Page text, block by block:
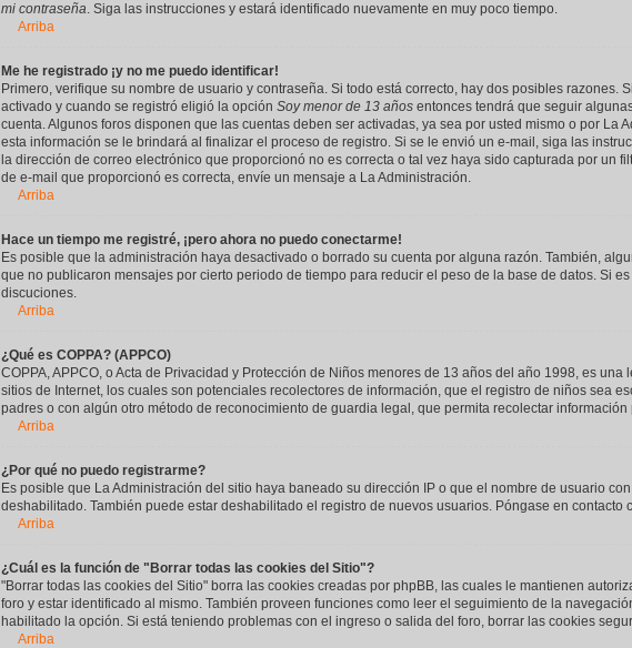
mi contraseña. Siga las instrucciones y estará identificado nuevamente en muy poco tiempo.
Arriba
Me he registrado ¡y no me puedo identificar!
Primero, verifique su nombre de usuario y contraseña. Si todo está correcto, hay dos posibles razones.
activado y cuando se registró eligió la opción Soy menor de 13 años entonces tendrá que seguir
cuenta. Algunos foros disponen que las cuentas deben ser activadas, ya sea por usted mismo o por La
esta información se le brindará al finalizar el proceso de registro. Si se le envió un e-mail, siga las
la dirección de correo electrónico que proporcionó no es correcta o tal vez haya sido capturada por un
de e-mail que proporcionó es correcta, envíe un mensaje a La Administración.
Arriba
Hace un tiempo me registré, ¡pero ahora no puedo conectarme!
Es posible que la administración haya desactivado o borrado su cuenta por alguna razón. También,
que no publicaron mensajes por cierto periodo de tiempo para reducir el peso de la base de datos. Si
discuciones.
Arriba
¿Qué es COPPA? (APPCO)
COPPA, APPCO, o Acta de Privacidad y Protección de Niños menores de 13 años del año 1998, es
sitios de Internet, los cuales son potenciales recolectores de información, que el registro de niños sea
padres o con algún otro método de reconocimiento de guardia legal, que permita recolectar
Arriba
¿Por qué no puedo registrarme?
Es posible que La Administración del sitio haya baneado su dirección IP o que el nombre de usuario
deshabilitado. También puede estar deshabilitado el registro de nuevos usuarios. Póngase en contacto
Arriba
¿Cuál es la función de "Borrar todas las cookies del Sitio"?
"Borrar todas las cookies del Sitio" borra las cookies creadas por phpBB, las cuales le mantienen
foro y estar identificado al mismo. También proveen funciones como leer el seguimiento de la
habilitado la opción. Si está teniendo problemas con el ingreso o salida del foro, borrar las cookies
Arriba